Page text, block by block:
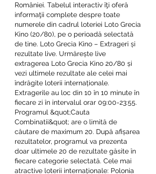
României. Tabelul interactiv îţi oferă
informaţii complete despre toate
numerele din cadrul loteriei Loto Grecia
Kino (20/80), pe o perioadă selectată
de tine. Loto Grecia Kino – Extrageri și
rezultate live. Urmărește live
extragerea Loto Grecia Kino 20/80 și
vezi ultimele rezultate ale celei mai
îndrăgite loterii internaționale.
Extragerile au loc din 10 în 10 minute în
fiecare zi în intervalul orar 09:00-23:55.
Programul &quot;Cauta
Combinatii&quot; are o limită de
căutare de maximum 20. După afișarea
rezultatelor, programul va prezenta
doar ultimele 20 de rezultate găsite în
fiecare categorie selectată. Cele mai
atractive loterii internaționale: Polonia